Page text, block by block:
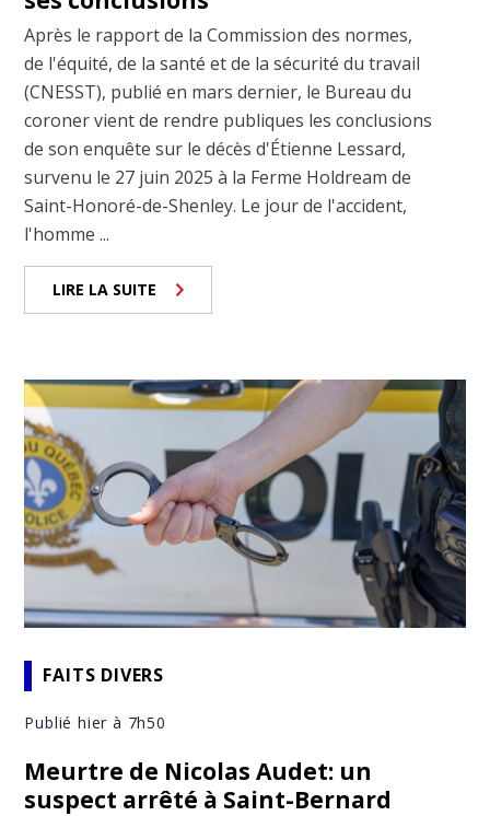
Après le rapport de la Commission des normes,
de l'équité, de la santé et de la sécurité du travail
(CNESST), publié en mars dernier, le Bureau du
coroner vient de rendre publiques les conclusions
de son enquête sur le décès d'Étienne Lessard,
survenu le 27 juin 2025 à la Ferme Holdream de
Saint-Honoré-de-Shenley. Le jour de l'accident,
l'homme ...
LIRE LA SUITE
FAITS DIVERS
Publié hier à 7h50
Meurtre de Nicolas Audet: un
suspect arrêté à Saint-Bernard